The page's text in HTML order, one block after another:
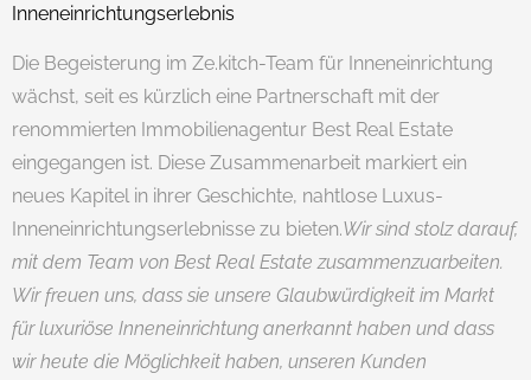
Inneneinrichtungserlebnis
Die Begeisterung im Ze.kitch-Team für Inneneinrichtung
wächst, seit es kürzlich eine Partnerschaft mit der
renommierten Immobilienagentur Best Real Estate
eingegangen ist. Diese Zusammenarbeit markiert ein
neues Kapitel in ihrer Geschichte, nahtlose Luxus-
Inneneinrichtungserlebnisse zu bieten.Wir sind stolz darauf,
mit dem Team von Best Real Estate zusammenzuarbeiten.
Wir freuen uns, dass sie unsere Glaubwürdigkeit im Markt
für luxuriöse Inneneinrichtung anerkannt haben und dass
wir heute die Möglichkeit haben, unseren Kunden